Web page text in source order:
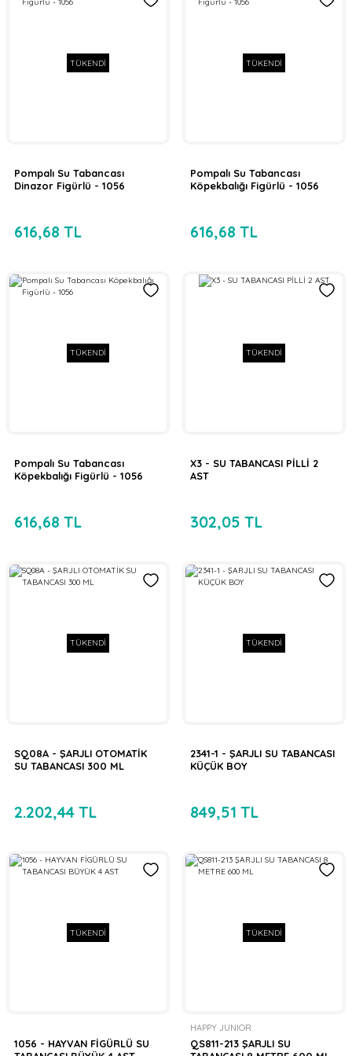
TÜKENDİ
Pompalı Su Tabancası
Dinazor Figürlü - 1056
616,68 TL
TÜKENDİ
Pompalı Su Tabancası
Köpekbalığı Figürlü - 1056
616,68 TL
TÜKENDİ
Pompalı Su Tabancası
Köpekbalığı Figürlü - 1056
616,68 TL
TÜKENDİ
X3 - SU TABANCASI PİLLİ 2
AST
302,05 TL
TÜKENDİ
SQ08A - ŞARJLI OTOMATİK
SU TABANCASI 300 ML
2.202,44 TL
TÜKENDİ
2341-1 - ŞARJLI SU TABANCASI
KÜÇÜK BOY
849,51 TL
TÜKENDİ
1056 - HAYVAN FİGÜRLÜ SU
TÜKENDİ
HAPPY JUNIOR
QS811-213 ŞARJLI SU